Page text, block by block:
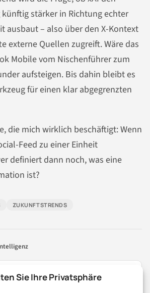
Sie Ihre Privatsphäre
stärker in Richtung echter
ausbaut – also über den X-Kontext
externe Quellen zugreift. Wäre das
Mobile vom Nischenführer zum
aufsteigen. Bis dahin bleibt es
für einen klar abgegrenzten
die mich wirklich beschäftigt: Wenn
Feed zu einer Einheit
definiert dann noch, was eine
ist?
ZUKUNFTSTRENDS
Anthropic schärft KI-Agenten